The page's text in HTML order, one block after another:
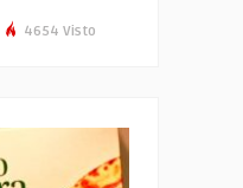
4654 Visto